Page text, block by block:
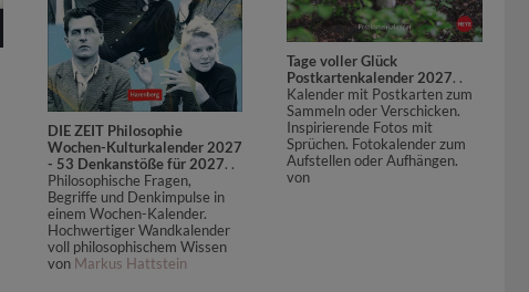
DIE ZEIT Philosophie
Wochen-Kulturkalender 2027
- 53 Denkanstöße für 2027. .
Philosophische Fragen,
Begriffe und Denkimpulse in
einem Wochen-Kalender.
Hochwertiger Wandkalender
voll philosophischem Wissen
von Markus Hattstein
Tage voller Glück
Postkartenkalender 2027. .
Kalender mit Postkarten zum
Sammeln oder Verschicken.
Inspirierende Fotos mit
Sprüchen. Fotokalender zum
Aufstellen oder Aufhängen.
von